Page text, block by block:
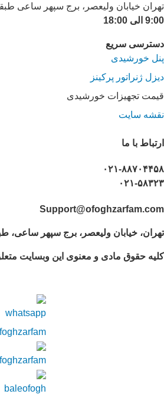
تهران خیابان ولیعصر، برج سپهر ساعی
9:00 الی 18:00
دسترسی سریع
پنل خورشیدی
دیزل ژنراتور پرکینز
قیمت تجهیزات خورشیدی
نقشه سایت
ارتباط با ما
۰۲۱-۸۸۷۰۴۴۵۸
۰۲۱-۵۸۳۲۳
Support@ofoghzarfam.com
تهران، خیابان ولیعصر، برج سپهر ساعی،
کلیه حقوق مادی و معنوی این وبسایت